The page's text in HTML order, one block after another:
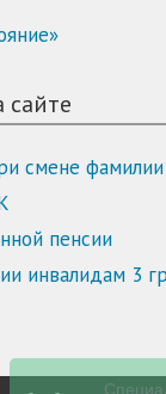
сайте
смене фамилии
пенсии
инвалидам 3